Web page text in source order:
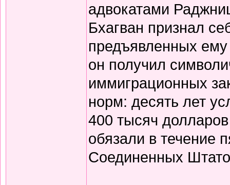
адвокатами
Бхагван признал
предъявленных
он получил
иммиграционных
норм: десять лет
400 тысяч
обязали в течение
Соединенных